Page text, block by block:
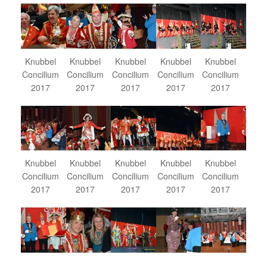
Knubbel
Concilium
2017
Knubbel
Concilium
2017
Knubbel
Concilium
2017
Knubbel
Concilium
2017
Knubbel
Concilium
2017
Knubbel
Concilium
2017
Knubbel
Concilium
2017
Knubbel
Concilium
2017
Knubbel
Concilium
2017
Knubbel
Concilium
2017